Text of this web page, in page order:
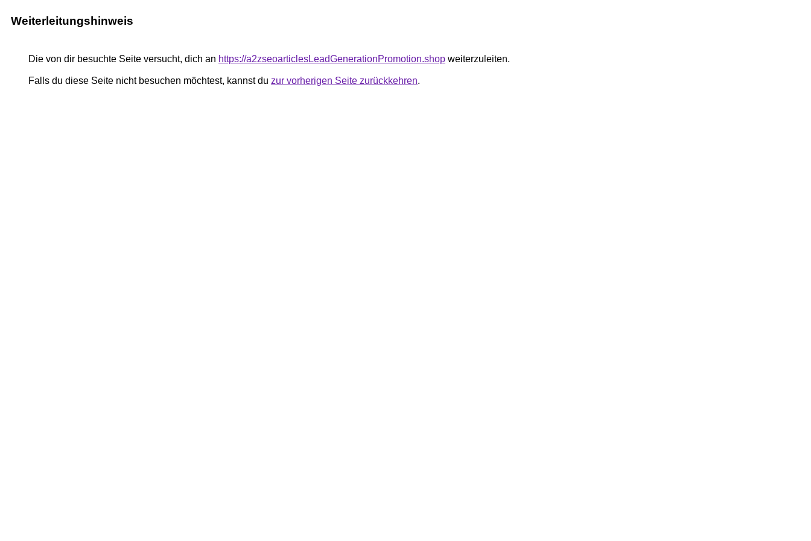
Weiterleitungshinweis
Die von dir besuchte Seite versucht, dich an https://a2zseoarticlesLeadGenerationPromotion.shop weiterzuleiten.
Falls du diese Seite nicht besuchen möchtest, kannst du zur vorherigen Seite zurückkehren.